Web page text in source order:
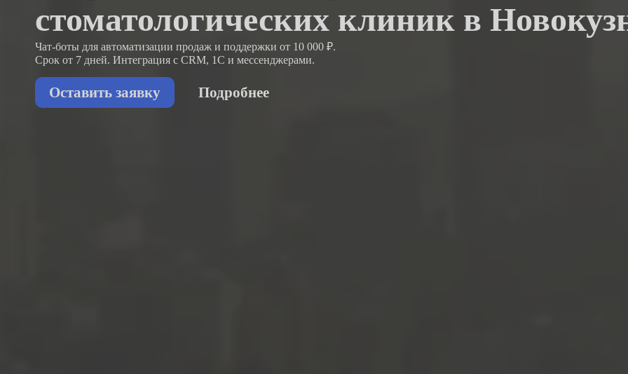
стоматологических клиник в
Чат-боты для автоматизации продаж и поддержки от 10 000 ₽.
Срок от 7 дней. Интеграция с CRM, 1С и мессенджерами.
Оставить заявку Подробнее